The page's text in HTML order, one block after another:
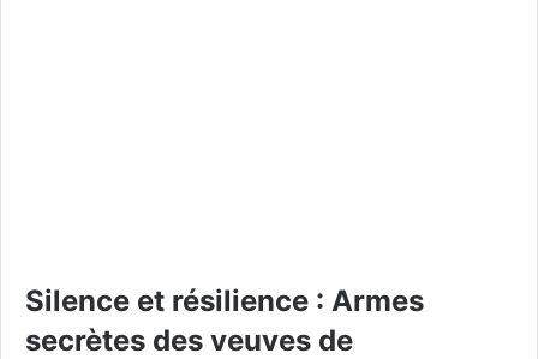
Silence et résilience : Armes
secrètes des veuves de